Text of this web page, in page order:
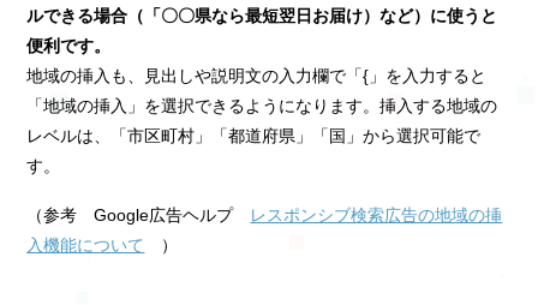
ルできる場合（「〇〇県なら最短翌日お届け）など）に使うと
便利です。
地域の挿入も、見出しや説明文の入力欄で「{」を入力すると
「地域の挿入」を選択できるようになります。挿入する地域の
レベルは、「市区町村」「都道府県」「国」から選択可能で
す。
（参考 Google広告ヘルプ レスポンシブ検索広告の地域の挿
入機能について
）